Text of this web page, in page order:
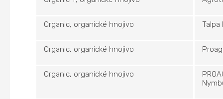
Organic, organické hnojivo Talpa
Organic, organické hnojivo
Organic, organické hnojivo